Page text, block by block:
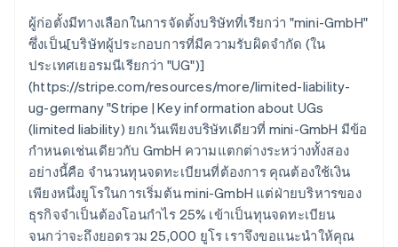
ผู้ก่อตั้งมีทางเลือกในการจัดตั้งบริษัทที่เรียกว่า "mini-GmbH"
ซึ่งเป็น[บริษัทผู้ประกอบการที่มีความรับผิดจำกัด (ใน
ประเทศเยอรมนีเรียกว่า "UG")]
(https://stripe.com/resources/more/limited-liability-
ug-germany "Stripe | Key information about UGs
(limited liability) ยกเว้นเพียงบริษัทเดียวที่ mini-GmbH มีข้อ
กำหนดเช่นเดียวกับ GmbH ความแตกต่างระหว่างทั้งสอง
อย่างนี้คือ จำนวนทุนจดทะเบียนที่ต้องการ คุณต้องใช้เงิน
เพียงหนึ่งยูโรในการเริ่มต้น mini-GmbH แต่ฝ่ายบริหารของ
ธุรกิจจำเป็นต้องโอนกำไร 25% เข้าเป็นทุนจดทะเบียน
จนกว่าจะถึงยอดรวม 25,000 ยูโร เราจึงขอแนะนำให้คุณ